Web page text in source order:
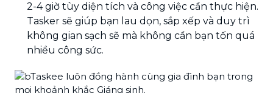
2-4 giờ tùy diện tích và công việc cần thực hiện.
Tasker sẽ giúp bạn lau dọn, sắp xếp và duy trì
không gian sạch sẽ mà không cần bạn tốn quá
nhiều công sức.